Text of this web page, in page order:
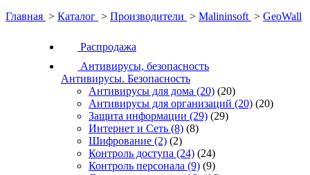
Главная > Каталог > Производители > Malininsoft > GeoWall
Распродажа
Антивирусы, безопасность
Антивирусы. Безопасность
Антивирусы для дома (20) (20)
Антивирусы для организаций (20) (20)
Защита информации (29) (29)
Интернет и Сеть (8) (8)
Шифрование (2) (2)
Контроль доступа (24) (24)
Контроль персонала (9) (9)